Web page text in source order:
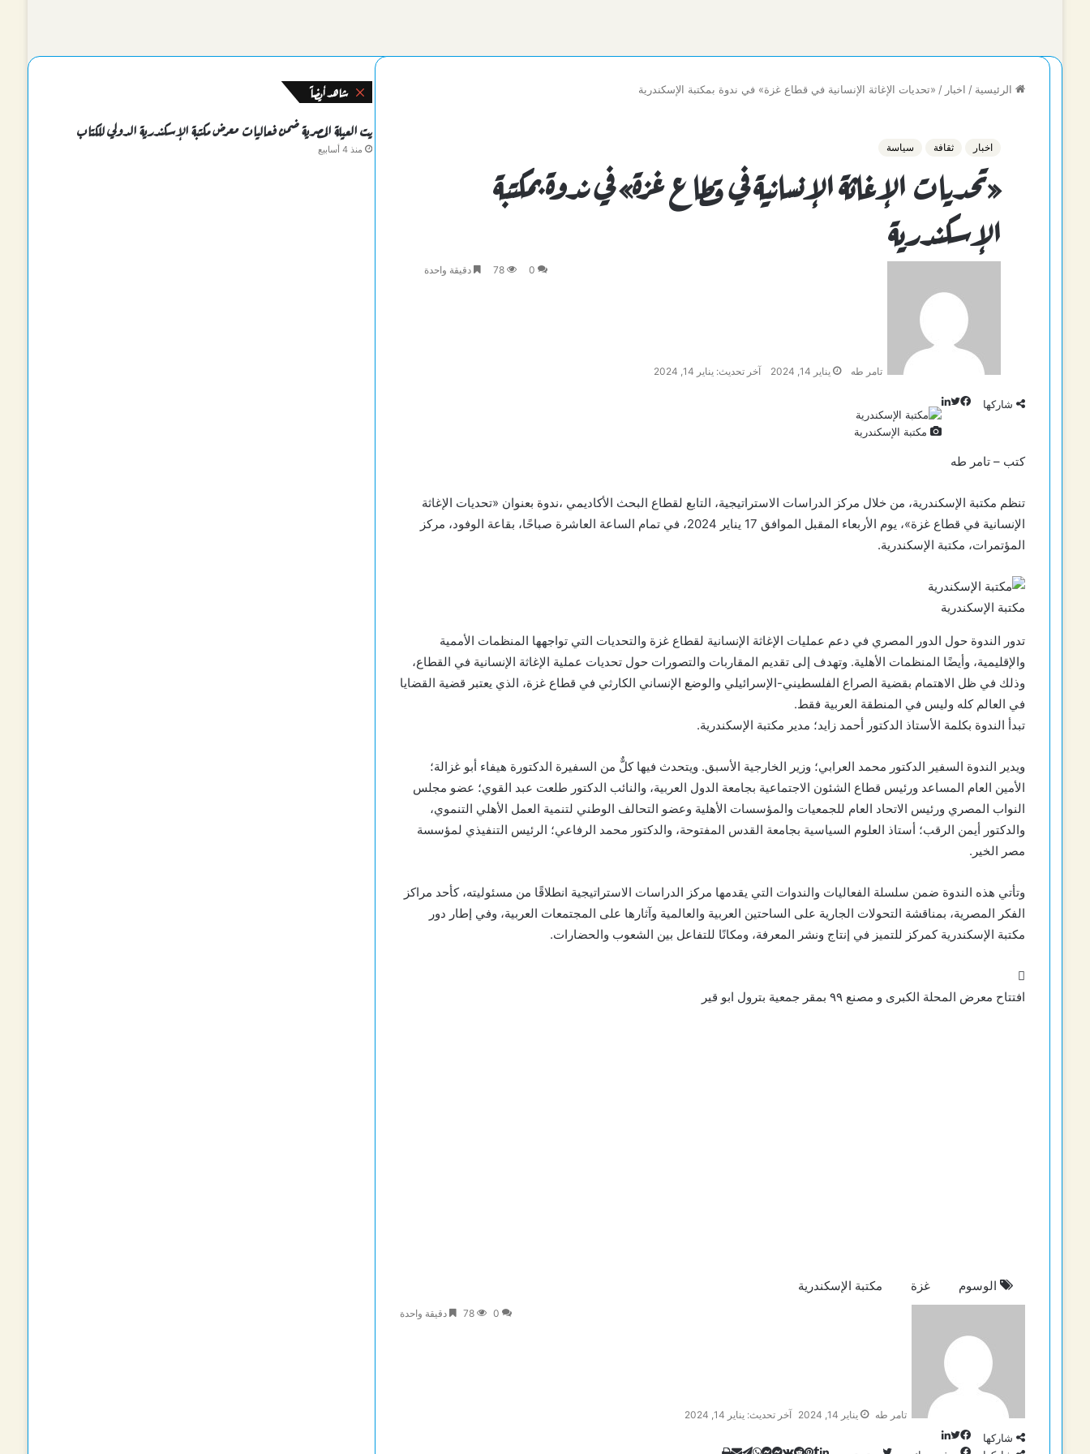
الرئيسية / اخبار / «تحديات الإغاثة الإنسانية في قطاع غزة» في ندوة بمكتبة الإسكندرية
اخبار ثقافة سياسة
«تحديات الإغاثة الإنسانية في قطاع غزة» في ندوة بمكتبة
الإسكندرية
تامر طه يناير 14, 2024 آخر تحديث: يناير 14, 2024
0
78 دقيقة واحدة
شاركها فيسبوك
تويتر
لينكدإن
مكتبة الإسكندرية
كتب – تامر طه
تنظم مكتبة الإسكندرية، من خلال مركز الدراسات الاستراتيجية، التابع لقطاع البحث الأكاديمي ،ندوة بعنوان «تحديات الإغاثة
الإنسانية في قطاع غزة»، يوم الأربعاء المقبل الموافق 17 يناير 2024، في تمام الساعة العاشرة صباحًا، بقاعة الوفود، مركز
المؤتمرات، مكتبة الإسكندرية.
مكتبة الإسكندرية
تدور الندوة حول الدور المصري في دعم عمليات الإغاثة الإنسانية لقطاع غزة والتحديات التي تواجهها المنظمات الأممية
والإقليمية، وأيضًا المنظمات الأهلية. وتهدف إلى تقديم المقاربات والتصورات حول تحديات عملية الإغاثة الإنسانية في القطاع،
وذلك في ظل الاهتمام بقضية الصراع الفلسطيني-الإسرائيلي والوضع الإنساني الكارثي في قطاع غزة، الذي يعتبر قضية القضايا
في العالم كله وليس في المنطقة العربية فقط.
تبدأ الندوة بكلمة الأستاذ الدكتور أحمد زايد؛ مدير مكتبة الإسكندرية.
ويدير الندوة السفير الدكتور محمد العرابي؛ وزير الخارجية الأسبق. ويتحدث فيها كلٌّ من السفيرة الدكتورة هيفاء أبو غزالة؛
الأمين العام المساعد ورئيس قطاع الشئون الاجتماعية بجامعة الدول العربية، والنائب الدكتور طلعت عبد القوي؛ عضو مجلس
النواب المصري ورئيس الاتحاد العام للجمعيات والمؤسسات الأهلية وعضو التحالف الوطني لتنمية العمل الأهلي التنموي،
والدكتور أيمن الرقب؛ أستاذ العلوم السياسية بجامعة القدس المفتوحة، والدكتور محمد الرفاعي؛ الرئيس التنفيذي لمؤسسة
مصر الخير.
وتأتي هذه الندوة ضمن سلسلة الفعاليات والندوات التي يقدمها مركز الدراسات الاستراتيجية انطلاقًا من مسئوليته، كأحد مراكز
الفكر المصرية، بمناقشة التحولات الجارية على الساحتين العربية والعالمية وآثارها على المجتمعات العربية، وفي إطار دور
مكتبة الإسكندرية كمركز للتميز في إنتاج ونشر المعرفة، ومكانًا للتفاعل بين الشعوب والحضارات.
افتتاح معرض المحلة الكبرى و مصنع ٩٩ بمقر جمعية بترول ابو قير
الوسوم غزة مكتبة الإسكندرية
تامر طه يناير 14, 2024 آخر تحديث: يناير 14, 2024
0
78 دقيقة واحدة
شاركها فيسبوك
تويتر
لينكدإن
شاهد أيضاً
إغلاق
يت العيلة المصرية ضمن فعاليات معرض مكتبة الإسكندرية الدولي للكتاب
منذ 4 أسابيع